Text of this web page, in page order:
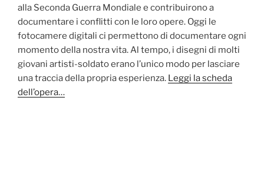
alla Seconda Guerra Mondiale e contribuirono a
documentare i conflitti con le loro opere. Oggi le
fotocamere digitali ci permettono di documentare ogni
momento della nostra vita. Al tempo, i disegni di molti
giovani artisti-soldato erano l’unico modo per lasciare
una traccia della propria esperienza. Leggi la scheda
dell’opera…